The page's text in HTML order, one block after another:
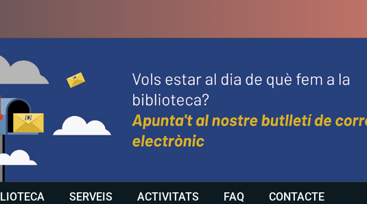
SERVEIS ACTIVITATS FAQ CONTACTE